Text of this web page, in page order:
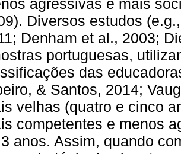
agressivas e mais
Diversos estudos
Denham et al., 2003;
portuguesas,
das
& Santos, 2014;
velhas (quatro e cinco
competentes e menos
anos. Assim, quando